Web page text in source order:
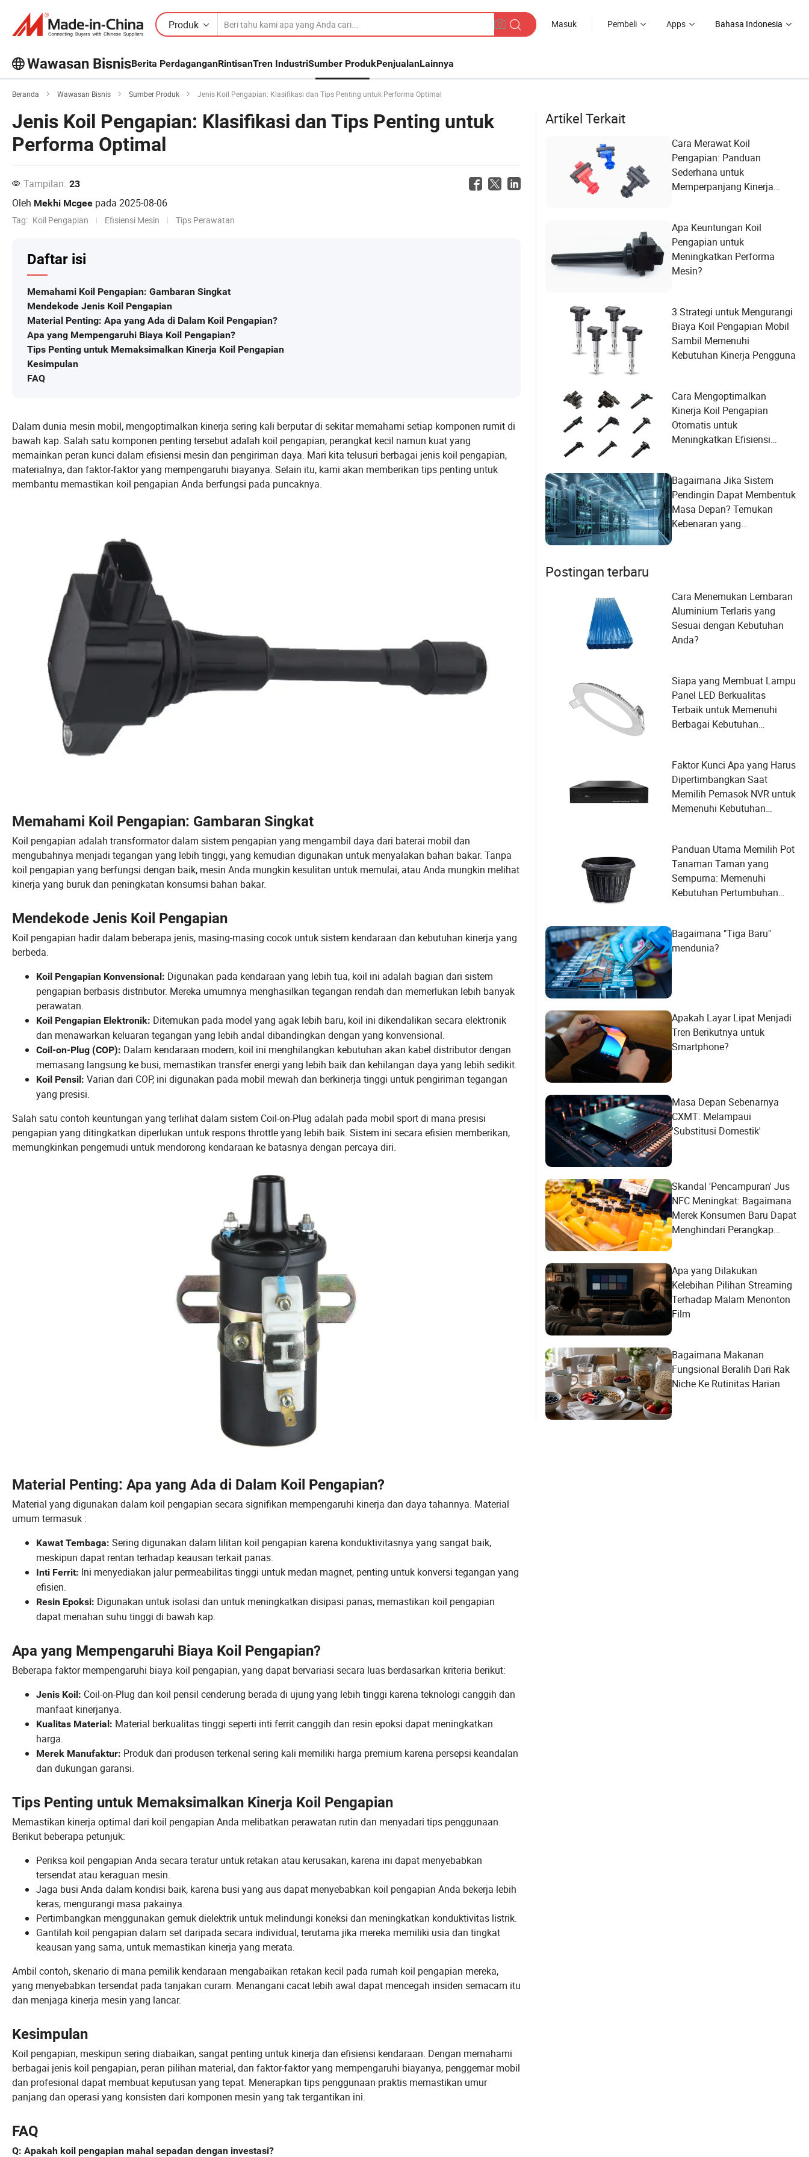
Produk Masuk Pembeli Apps Bahasa Indonesia
Wawasan BisnisBerita PerdaganganRintisanTren IndustriSumber ProdukPenjualanLainnya
Wawasan Bisnis!
Beranda Wawasan Bisnis Sumber Produk Jenis Koil Pengapian: Klasifikasi dan Tips Penting untuk Performa Optimal
Jenis Koil Pengapian: Klasifikasi dan Tips Penting untuk
Performa Optimal
Tampilan: 23
Oleh Mekhi Mcgee pada 2025-08-06
Tag: Koil Pengapian Efisiensi Mesin Tips Perawatan
Daftar isi
Memahami Koil Pengapian: Gambaran Singkat
Mendekode Jenis Koil Pengapian
Material Penting: Apa yang Ada di Dalam Koil Pengapian?
Apa yang Mempengaruhi Biaya Koil Pengapian?
Tips Penting untuk Memaksimalkan Kinerja Koil Pengapian
Kesimpulan
FAQ
Dalam dunia mesin mobil, mengoptimalkan kinerja sering kali berputar di sekitar memahami setiap komponen rumit di
bawah kap. Salah satu komponen penting tersebut adalah koil pengapian, perangkat kecil namun kuat yang
memainkan peran kunci dalam efisiensi mesin dan pengiriman daya. Mari kita telusuri berbagai jenis koil pengapian,
materialnya, dan faktor-faktor yang mempengaruhi biayanya. Selain itu, kami akan memberikan tips penting untuk
membantu memastikan koil pengapian Anda berfungsi pada puncaknya.
Memahami Koil Pengapian: Gambaran Singkat
Koil pengapian adalah transformator dalam sistem pengapian yang mengambil daya dari baterai mobil dan
mengubahnya menjadi tegangan yang lebih tinggi, yang kemudian digunakan untuk menyalakan bahan bakar. Tanpa
koil pengapian yang berfungsi dengan baik, mesin Anda mungkin kesulitan untuk memulai, atau Anda mungkin melihat
kinerja yang buruk dan peningkatan konsumsi bahan bakar.
Mendekode Jenis Koil Pengapian
Koil pengapian hadir dalam beberapa jenis, masing-masing cocok untuk sistem kendaraan dan kebutuhan kinerja yang
berbeda.
Koil Pengapian Konvensional: Digunakan pada kendaraan yang lebih tua, koil ini adalah bagian dari sistem
pengapian berbasis distributor. Mereka umumnya menghasilkan tegangan rendah dan memerlukan lebih banyak
perawatan.
Koil Pengapian Elektronik: Ditemukan pada model yang agak lebih baru, koil ini dikendalikan secara elektronik
dan menawarkan keluaran tegangan yang lebih andal dibandingkan dengan yang konvensional.
Coil-on-Plug (COP): Dalam kendaraan modern, koil ini menghilangkan kebutuhan akan kabel distributor dengan
memasang langsung ke busi, memastikan transfer energi yang lebih baik dan kehilangan daya yang lebih sedikit.
Koil Pensil: Varian dari COP, ini digunakan pada mobil mewah dan berkinerja tinggi untuk pengiriman tegangan
yang presisi.
Salah satu contoh keuntungan yang terlihat dalam sistem Coil-on-Plug adalah pada mobil sport di mana presisi
pengapian yang ditingkatkan diperlukan untuk respons throttle yang lebih baik. Sistem ini secara efisien memberikan,
memungkinkan pengemudi untuk mendorong kendaraan ke batasnya dengan percaya diri.
Material Penting: Apa yang Ada di Dalam Koil Pengapian?
Material yang digunakan dalam koil pengapian secara signifikan mempengaruhi kinerja dan daya tahannya. Material
umum termasuk :
Kawat Tembaga: Sering digunakan dalam lilitan koil pengapian karena konduktivitasnya yang sangat baik,
meskipun dapat rentan terhadap keausan terkait panas.
Inti Ferrit: Ini menyediakan jalur permeabilitas tinggi untuk medan magnet, penting untuk konversi tegangan yang
efisien.
Resin Epoksi: Digunakan untuk isolasi dan untuk meningkatkan disipasi panas, memastikan koil pengapian
dapat menahan suhu tinggi di bawah kap.
Apa yang Mempengaruhi Biaya Koil Pengapian?
Beberapa faktor mempengaruhi biaya koil pengapian, yang dapat bervariasi secara luas berdasarkan kriteria berikut:
Jenis Koil: Coil-on-Plug dan koil pensil cenderung berada di ujung yang lebih tinggi karena teknologi canggih dan
manfaat kinerjanya.
Kualitas Material: Material berkualitas tinggi seperti inti ferrit canggih dan resin epoksi dapat meningkatkan
harga.
Merek Manufaktur: Produk dari produsen terkenal sering kali memiliki harga premium karena persepsi keandalan
dan dukungan garansi.
Tips Penting untuk Memaksimalkan Kinerja Koil Pengapian
Memastikan kinerja optimal dari koil pengapian Anda melibatkan perawatan rutin dan menyadari tips penggunaan.
Berikut beberapa petunjuk:
Periksa koil pengapian Anda secara teratur untuk retakan atau kerusakan, karena ini dapat menyebabkan
tersendat atau keraguan mesin.
Jaga busi Anda dalam kondisi baik, karena busi yang aus dapat menyebabkan koil pengapian Anda bekerja lebih
keras, mengurangi masa pakainya.
Pertimbangkan menggunakan gemuk dielektrik untuk melindungi koneksi dan meningkatkan konduktivitas listrik.
Gantilah koil pengapian dalam set daripada secara individual, terutama jika mereka memiliki usia dan tingkat
keausan yang sama, untuk memastikan kinerja yang merata.
Ambil contoh, skenario di mana pemilik kendaraan mengabaikan retakan kecil pada rumah koil pengapian mereka,
yang menyebabkan tersendat pada tanjakan curam. Menangani cacat lebih awal dapat mencegah insiden semacam itu
dan menjaga kinerja mesin yang lancar.
Kesimpulan
Koil pengapian, meskipun sering diabaikan, sangat penting untuk kinerja dan efisiensi kendaraan. Dengan memahami
berbagai jenis koil pengapian, peran pilihan material, dan faktor-faktor yang mempengaruhi biayanya, penggemar mobil
dan profesional dapat membuat keputusan yang tepat. Menerapkan tips penggunaan praktis memastikan umur
panjang dan operasi yang konsisten dari komponen mesin yang tak tergantikan ini.
FAQ
Q: Apakah koil pengapian mahal sepadan dengan investasi?
Artikel Terkait
Cara Merawat Koil
Pengapian: Panduan
Sederhana untuk
Memperpanjang Kinerja
Apa Keuntungan Koil
Pengapian untuk
Meningkatkan Performa
Mesin?
3 Strategi untuk Mengurangi
Biaya Koil Pengapian Mobil
Sambil Memenuhi
Kebutuhan Kinerja Pengguna
Cara Mengoptimalkan
Kinerja Koil Pengapian
Otomatis untuk
Meningkatkan Efisiensi
Bagaimana Jika Sistem
Pendingin Dapat Membentuk
Masa Depan? Temukan
Kebenaran yang
Postingan terbaru
Cara Menemukan Lembaran
Aluminium Terlaris yang
Sesuai dengan Kebutuhan
Anda?
Siapa yang Membuat Lampu
Panel LED Berkualitas
Terbaik untuk Memenuhi
Berbagai Kebutuhan
Faktor Kunci Apa yang Harus
Dipertimbangkan Saat
Memilih Pemasok NVR untuk
Memenuhi Kebutuhan
Panduan Utama Memilih Pot
Tanaman Taman yang
Sempurna: Memenuhi
Kebutuhan Pertumbuhan
Bagaimana "Tiga Baru"
mendunia?
Apakah Layar Lipat Menjadi
Tren Berikutnya untuk
Smartphone?
Masa Depan Sebenarnya
CXMT: Melampaui
'Substitusi Domestik'
Skandal 'Pencampuran' Jus
NFC Meningkat: Bagaimana
Merek Konsumen Baru Dapat
Menghindari Perangkap
Apa yang Dilakukan
Kelebihan Pilihan Streaming
Terhadap Malam Menonton
Film
Bagaimana Makanan
Fungsional Beralih Dari Rak
Niche Ke Rutinitas Harian